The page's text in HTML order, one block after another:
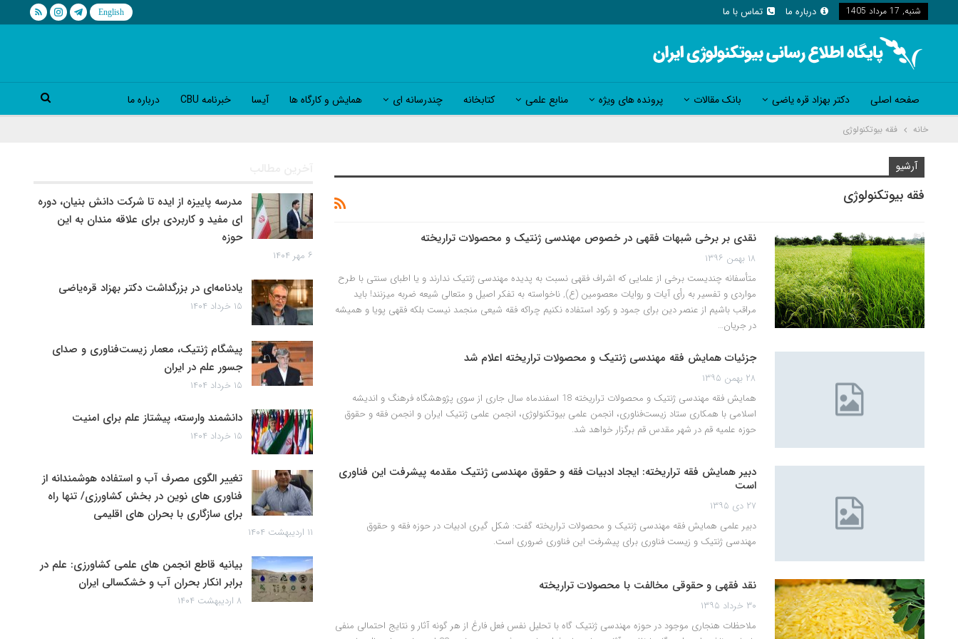
شنبه, 17 مرداد 1405 درباره ما تماس با ما
صفحه اصلی دکتر بهزاد قره یاضی بانک مقالات پرونده های ویژه منابع علمی کتابخانه چندرسانه ای همایش و کارگاه ها آیسا خبرنامه CBU درباره ما
خانه فقه بیوتکنولوژی
آرشیو
فقه بیوتکنولوژی
نقدی بر برخی شبهات فقهی در خصوص مهندسی ژنتیک و محصولات تراریخته
۱۸ بهمن ۱۳۹۶
متأسفانه چندیست برخی از علمایی که اشراف فقهی نسبت به پدیده مهندسی ژنتیک ندارند و یا اطبای سنتی با طرح
مواردی و تفسیر به رأی آیات و روایات معصومین (ع), ناخواسته به تفکر اصیل و متعالی شیعه ضربه میزنند! باید
مراقب باشیم از عنصر دین برای جمود و رکود استفاده نکنیم چراکه فقه شیعی منجمد نیست بلکه فقهی پویا و همیشه
در جریان…
جزئیات همایش فقه مهندسی ژنتیک و محصولات تراریخته اعلام شد
۲۸ بهمن ۱۳۹۵
همایش فقه مهندسی ژنتیک و محصولات تراریخته 18 اسفندماه سال جاری از سوی پژوهشگاه فرهنگ و اندیشه
اسلامی با همکاری ستاد زیست‌فناوری، انجمن علمی بیوتکنولوژی، انجمن علمی ژنتیک ایران و انجمن فقه و حقوق
حوزه علمیه قم در شهر مقدس قم برگزار خواهد شد.
دبیر همایش فقه تراریخته: ایجاد ادبیات فقه و حقوق مهندسی ژنتیک مقدمه پیشرفت این فناوری
است
۲۷ دی ۱۳۹۵
دبیر علمی همایش فقه مهندسی ژنتیک و محصولات تراریخته گفت: شکل گیری ادبیات در حوزه فقه و حقوق
مهندسی ژنتیک و زیست فناوری برای پیشرفت این فناوری ضروری است.
نقد فقهی و حقوقی مخالفت با محصولات تراریخته‎
۳۰ خرداد ۱۳۹۵
ملاحظات هنجاری موجود در حوزه مهندسی ژنتیک گاه با تحلیل نفس فعل فارغ از هر گونه آثار و نتایج احتمالی منفی
آخرین مطالب
مدرسه پاییزه از ایده تا شرکت دانش بنیان، دوره
ای مفید و کاربردی برای علاقه مندان به این
حوزه
۶ مهر ۱۴۰۴
یادنامه‌ای در بزرگداشت دکتر بهزاد قره‌یاضی
۱۵ خرداد ۱۴۰۴
پیشگام ژنتیک، معمار زیست‌فناوری و صدای
جسور علم در ایران
۱۵ خرداد ۱۴۰۴
دانشمند وارسته، پیشتاز علم برای امنیت
۱۵ خرداد ۱۴۰۴
تغییر الگوی مصرف آب و استفاده هوشمندانه از
فناوری های نوین در بخش کشاورزی/ تنها راه
برای سازگاری با بحران های اقلیمی
۱۱ اردیبهشت ۱۴۰۴
بیانیه قاطع انجمن های علمی کشاورزی: علم در
برابر انکار بحران آب و خشکسالی ایران
۸ اردیبهشت ۱۴۰۴